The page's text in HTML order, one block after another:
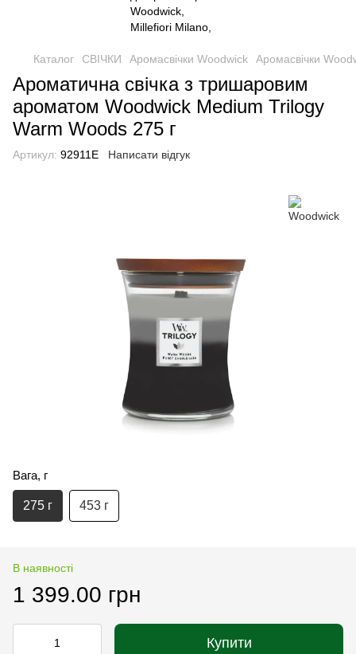
Каталог СВІЧКИ Аромасвічки Woodwick Аромасвічки
Ароматична свічка з тришаровим
ароматом Woodwick Medium Trilogy
Warm Woods 275 г
Артикул: 92911E Написати відгук
Вага, г
275 г 453 г
В наявності
1 399.00 грн
Купити